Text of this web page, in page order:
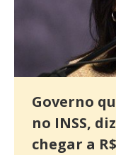
Governo
no INSS,
chegar a